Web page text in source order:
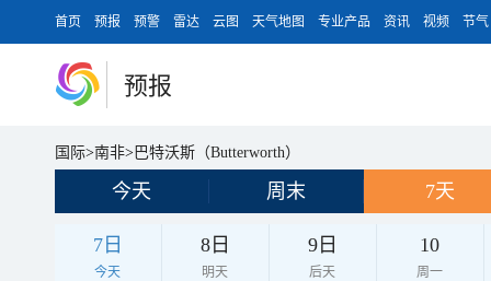
首页 预报 预警 雷达 云图 天气地图 专业产品 资讯 视频 节气
预报
国际>南非> 巴特沃斯（Butterworth）
今天 周末 7天
7日
今天
8日
明天
9日
后天
10
周一